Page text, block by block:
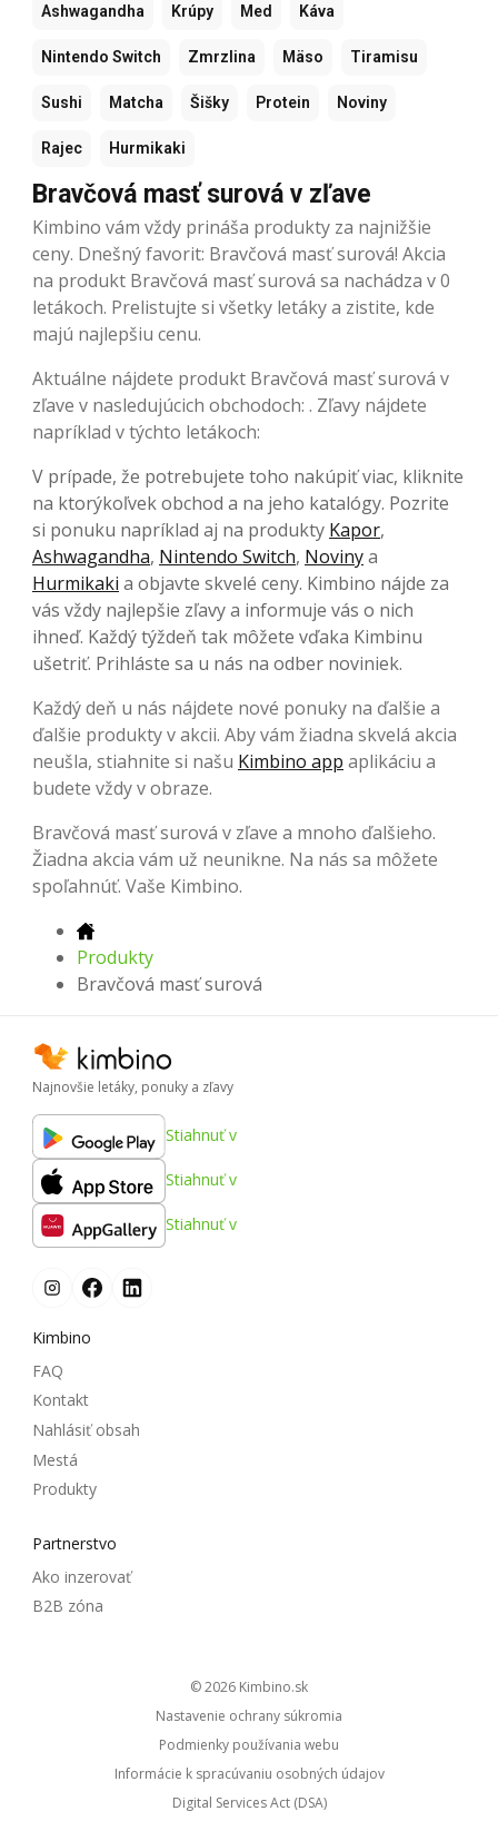
Ashwagandha Krúpy Med Káva
Nintendo Switch Zmrzlina Mäso Tiramisu
Sushi Matcha Šišky Protein Noviny
Rajec Hurmikaki
Bravčová masť surová v zľave
Kimbino vám vždy prináša produkty za najnižšie
ceny. Dnešný favorit: Bravčová masť surová! Akcia
na produkt Bravčová masť surová sa nachádza v 0
letákoch. Prelistujte si všetky letáky a zistite, kde
majú najlepšiu cenu.
Aktuálne nájdete produkt Bravčová masť surová v
zľave v nasledujúcich obchodoch: . Zľavy nájdete
napríklad v týchto letákoch:
V prípade, že potrebujete toho nakúpiť viac, kliknite
na ktorýkoľvek obchod a na jeho katalógy. Pozrite
si ponuku napríklad aj na produkty Kapor,
Ashwagandha, Nintendo Switch, Novinya
Hurmikaki a objavte skvelé ceny. Kimbino nájde za
vás vždy najlepšie zľavy a informuje vás o nich
ihneď. Každý týždeň tak môžete vďaka Kimbinu
ušetriť. Prihláste sa u nás na odber noviniek.
Každý deň u nás nájdete nové ponuky na ďalšie a
ďalšie produkty v akcii. Aby vám žiadna skvelá akcia
neušla, stiahnite si našu Kimbino app aplikáciu a
budete vždy v obraze.
Bravčová masť surová v zľave a mnoho ďalšieho.
Žiadna akcia vám už neunikne. Na nás sa môžete
spoľahnúť. Vaše Kimbino.
Produkty
Bravčová masť surová
Najnovšie letáky, ponuky a zľavy
Stiahnuť v
Stiahnuť v
Stiahnuť v
Kimbino
FAQ
Kontakt
Nahlásiť obsah
Mestá
Produkty
Partnerstvo
Ako inzerovať
B2B zóna
© 2026
kimbino.sk
Nastavenie ochrany súkromia
Podmienky používania webu
Informácie k spracúvaniu osobných údajov
Digital Services Act (DSA)